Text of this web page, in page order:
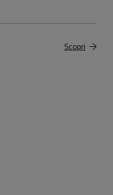
Scopri